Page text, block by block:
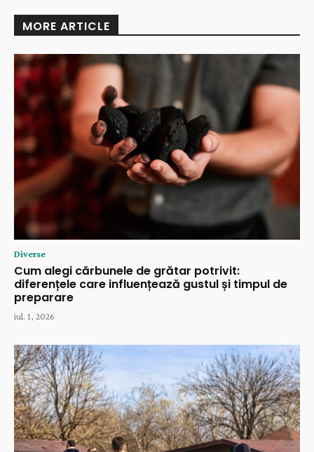
MORE ARTICLE
Diverse
Cum alegi cărbunele de grătar potrivit:
diferențele care influențează gustul și timpul de
preparare
iul. 1, 2026